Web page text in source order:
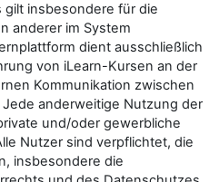
insbesondere für die
anderer im System
dient ausschließlich
von iLearn-Kursen an der
Kommunikation zwischen
anderweitige Nutzung der
und/oder gewerbliche
Nutzer sind verpflichtet, die
insbesondere die